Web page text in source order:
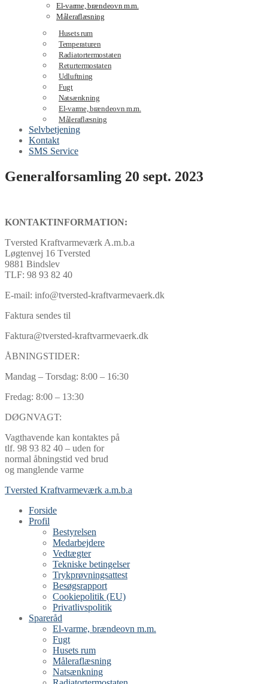
El-varme, brændeovn m.m.
Måleraflæsning
Husets rum
Temperaturen
Radiatortermostaten
Returtermostaten
Udluftning
Fugt
Natsænkning
El-varme, brændeovn m.m.
Måleraflæsning
Selvbetjening
Kontakt
SMS Service
Generalforsamling 20 sept. 2023
KONTAKTINFORMATION:
Tversted Kraftvarmeværk A.m.b.a
Løgtenvej 16 Tversted
9881 Bindslev
TLF: 98 93 82 40
E-mail: info@tversted-kraftvarmevaerk.dk
Faktura sendes til
Faktura@tversted-kraftvarmevaerk.dk
ÅBNINGSTIDER:
Mandag – Torsdag: 8:00 – 16:30
Fredag: 8:00 – 13:30
DØGNVAGT:
Vagthavende kan kontaktes på
tlf. 98 93 82 40 – uden for
normal åbningstid ved brud
og manglende varme
Tversted Kraftvarmeværk a.m.b.a
Forside
Profil
Bestyrelsen
Medarbejdere
Vedtægter
Tekniske betingelser
Trykprøvningsattest
Besøgsrapport
Cookiepolitik (EU)
Privatlivspolitik
Spareråd
El-varme, brændeovn m.m.
Fugt
Husets rum
Måleraflæsning
Natsænkning